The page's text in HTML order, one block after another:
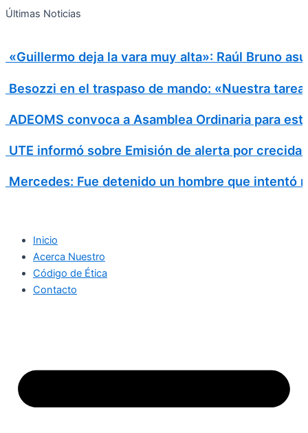
Ir
Últimas Noticias
«Guillermo deja la vara muy alta»: Raúl Bruno
Besozzi en el traspaso de mando: «Nuestra
ADEOMS convoca a Asamblea Ordinaria para
UTE informó sobre Emisión de alerta por
Mercedes: Fue detenido un hombre que intentó
Inicio
Acerca Nuestro
Código de Ética
Contacto
Search